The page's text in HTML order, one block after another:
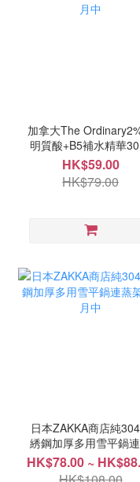
加拿大The
明質酸+B5補水精華
10月中
HK$59.00
HK$79.00
日本ZAKKA商店純
綉鋼加厚多用雪平鍋
架 10月中
HK$78.00 ~